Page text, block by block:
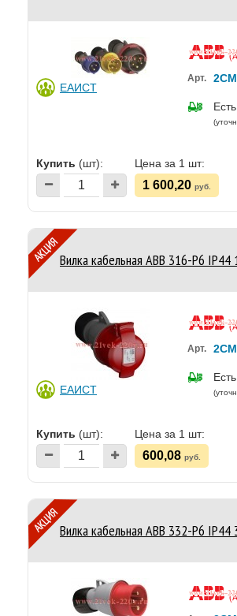
ЕАИСТ
Арт.
Купить (шт): Цена за 1 шт:
1 600,20 руб.
Вилка кабельная ABB 316-P6 IP44
ЕАИСТ
Арт.
Купить (шт): Цена за 1 шт:
600,08 руб.
Вилка кабельная ABB 332-P6 IP44